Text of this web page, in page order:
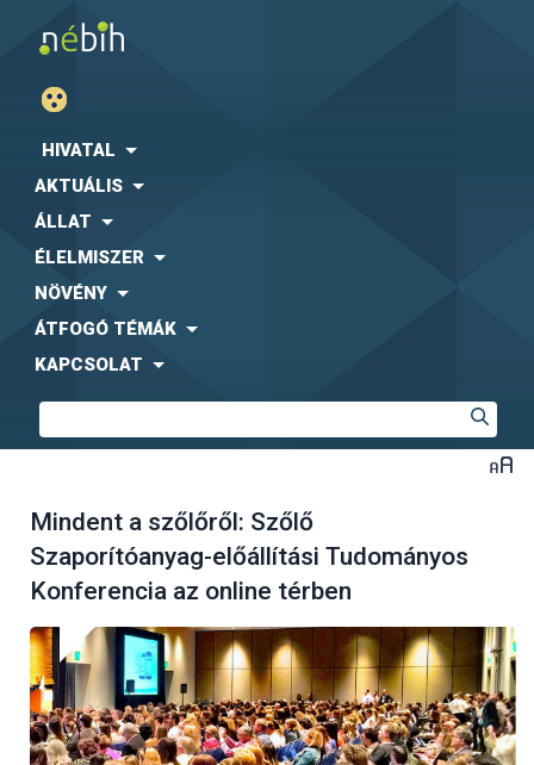
HIVATAL
AKTUÁLIS
ÁLLAT
ÉLELMISZER
NÖVÉNY
ÁTFOGÓ TÉMÁK
KAPCSOLAT
Mindent a szőlőről: Szőlő
Szaporítóanyag-előállítási Tudományos
Konferencia az online térben